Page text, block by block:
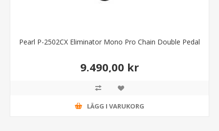
Pearl P-2502CX Eliminator Mono Pro Chain Double Pedal
9.490,00 kr
LÄGG I VARUKORG